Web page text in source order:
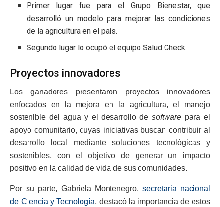
Primer lugar fue para el Grupo Bienestar, que
desarrolló un modelo para mejorar las condiciones
de la agricultura en el país.
Segundo lugar lo ocupó el equipo Salud Check.
Proyectos innovadores
Los ganadores presentaron proyectos innovadores
enfocados en la mejora en la agricultura, el manejo
sostenible del agua y el desarrollo desoftware para el
apoyo comunitario, cuyas iniciativas buscan contribuir al
desarrollo local mediante soluciones tecnológicas y
sostenibles, con el objetivo de generar un impacto
positivo en la calidad de vida de sus comunidades.
Por su parte, Gabriela Montenegro, secretaria nacional
de Ciencia y Tecnología, destacó la importancia de estos